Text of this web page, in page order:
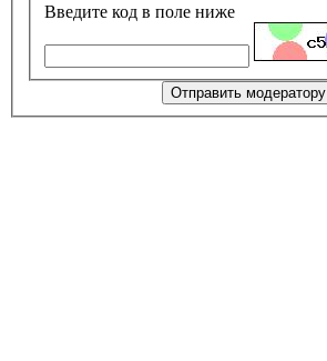
Введите код в поле ниже
Отправить модератору